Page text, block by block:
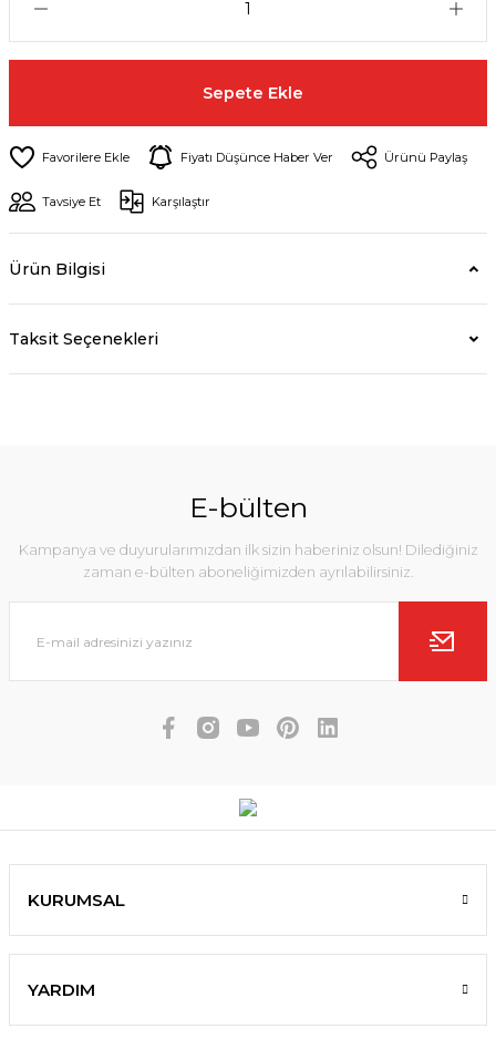
Sepete Ekle
Fiyatı Düşünce Haber Ver Ürünü Paylaş
Tavsiye Et Karşılaştır
Ürün Bilgisi
Taksit Seçenekleri
E-bülten
Kampanya ve duyurularımızdan ilk sizin haberiniz olsun! Dilediğiniz
zaman e-bülten aboneliğimizden ayrılabilirsiniz.
KURUMSAL
YARDIM